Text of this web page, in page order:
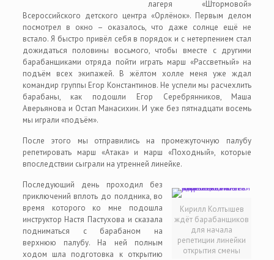
лагеря «Штормовой»
Всероссийского детского центра «Орлёнок». Первым делом
посмотрел в окно – оказалось, что даже солнце ещё не
встало. Я быстро привёл себя в порядок и с нетерпением стал
дожидаться половины восьмого, чтобы вместе с другими
барабанщиками отряда пойти играть марш «Рассветный» на
подъём всех экипажей. В жёлтом холле меня уже ждал
командир группы Егор Константинов. Не успели мы расчехлить
барабаны, как подошли Егор Серебрянников, Маша
Аверьянова и Остап Манасихин. И уже без пятнадцати восемь
мы играли «подъём».
После этого мы отправились на промежуточную палубу
репетировать марш «Атака» и марш «Походный», которые
впоследствии сыграли на утренней линейке.
Кирилл Колтышев
ждёт барабанщиков
для начала
репетиции линейки
открытия смены
Последующий день проходил без
приключений вплоть до полдника, во
время которого ко мне подошла
инструктор Настя Пастухова и сказала
подниматься с барабаном на
верхнюю палубу. На ней полным
ходом шла подготовка к открытию